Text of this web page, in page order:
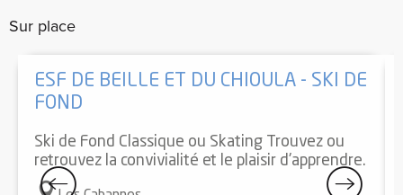
Sur place
ESF DE BEILLE ET DU CHIOULA - SKI DE
FOND
Ski de Fond Classique ou Skating Trouvez ou
retrouvez la convivialité et le plaisir d'apprendre.